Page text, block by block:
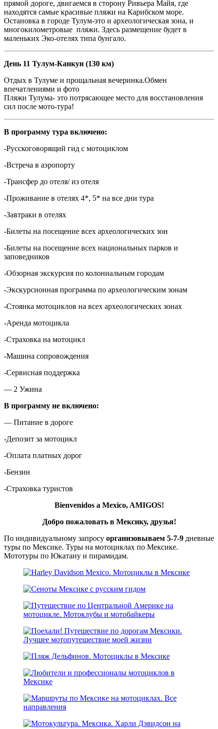
прямой дороге, двигаемся в сторону Ривьера Майя, где
находятся самые красивые пляжи на Карибском море.
Остановка в городе Тулум-это и археологическая зона, и
многокилометровые пляжи. Здесь размещение будет в
маленьких Эко-отелях типа бунгало.
День 11 Тулум-Канкун (130 км)
Отдых в Тулуме и прощальная вечеринка.Обмен
впечатлениями и фото
Пляжи Тулума- это потрясающее место для восстановления
сил после мото-тура!
В программу тура включено:
-Русскоговорящий гид с мотоциклом
-Встреча в аэропорту
-Трансфер до отеля/ из отеля
-Проживание в отелях 4*, 5* на все дни тура
-Завтраки в отелях
-Билеты на посещение всех археологических зон
-Билеты на посещение всех национальных парков и
заповедников
-Обзорная экскурсия по колониальным городам
-Экскурсионная программа по археологическим зонам
-Стоянка мотоциклов на всех археологических зонах
-Аренда мотоцикла
-Страховка на мотоцикл
-Машина сопровождения
-Сервисная поддержка
— 2 Ужина
В программу не включено:
— Питание в дороге
-Депозит за мотоцикл
-Оплата платных дорог
-Бензин
-Страховка туристов
Bienvenidos a Mexico, AMIGOS!
Добро пожаловать в Мексику, друзья!
По индивидуальному запросу организовываем 5-7-9 дневные
туры по Мексике. Туры на мотоциклах по Мексике.
Мототуры по Юкатану и пирамидам.